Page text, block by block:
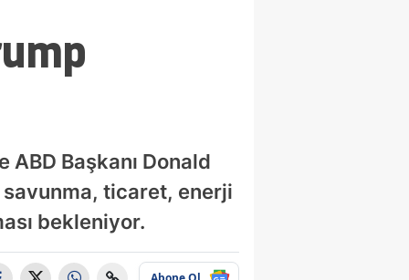
ABD Başkanı Donald
ticaret, enerji
bekleniyor.